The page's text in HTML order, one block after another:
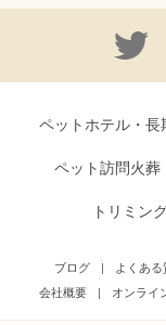
ペットホテル・長
ペット訪問火葬
トリミン
ブログ | よくあ
会社概要
| オンライ